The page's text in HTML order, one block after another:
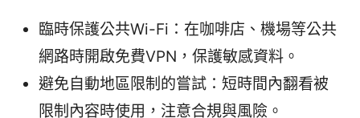
臨時保護公共Wi-Fi：在咖啡店、機場等公共
網路時開啟免費VPN，保護敏感資料。
避免自動地區限制的嘗試：短時間內翻看被
限制內容時使用，注意合規與風險。